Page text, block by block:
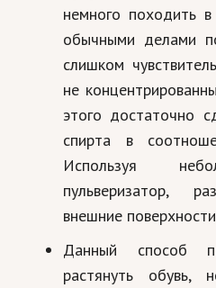
Домашние животные
Семья и дети
Путешествия
Строительство
Культура и общество
Мода и стиль
Бизнес
Хобби и развлечения
немного походить
обычными делами
слишком
не
этого достаточно
спирта в
Используя
пульверизатор,
внешние
Данный способ
растянуть обувь,